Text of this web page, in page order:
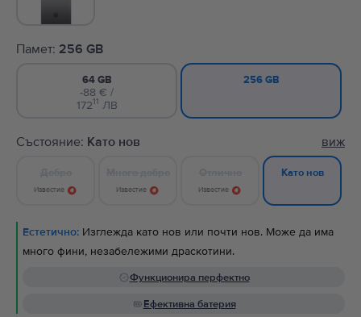
Памет: 256 GB
64 GB
-88 € /
17211 ЛВ
256 GB
Състояние: Като нов виж
Известие Известие Известие
Като нов
Естетично: Изглежда като нов или почти нов. Може да има
много фини, незабележими драскотини.
Функционира перфектно
Ефективна батерия